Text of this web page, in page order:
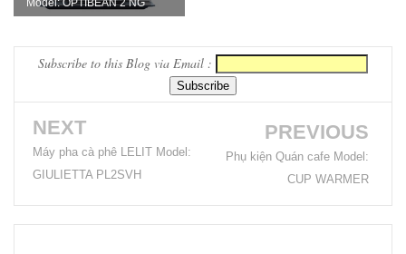
vườn, ban
công, sân
tiếp khách
văn phòng
Model: OPTIBEAN 2 NG
Subscribe to this Blog via Email :
NEXT
Máy pha cà phê LELIT Model:
GIULIETTA PL2SVH
PREVIOUS
Phụ kiện Quán cafe Model:
CUP WARMER